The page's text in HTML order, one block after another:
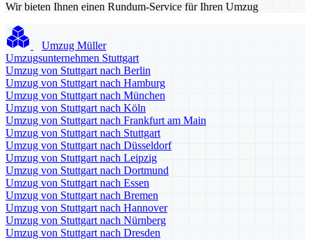
Wir bieten Ihnen einen Rundum-Service für Ihren Umzug
Umzug Müller
Umzugsunternehmen Stuttgart
Umzug von Stuttgart nach Berlin
Umzug von Stuttgart nach Hamburg
Umzug von Stuttgart nach München
Umzug von Stuttgart nach Köln
Umzug von Stuttgart nach Frankfurt am Main
Umzug von Stuttgart nach Stuttgart
Umzug von Stuttgart nach Düsseldorf
Umzug von Stuttgart nach Leipzig
Umzug von Stuttgart nach Dortmund
Umzug von Stuttgart nach Essen
Umzug von Stuttgart nach Bremen
Umzug von Stuttgart nach Hannover
Umzug von Stuttgart nach Nürnberg
Umzug von Stuttgart nach Dresden